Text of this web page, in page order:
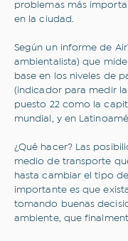
problemas más
en la ciudad.
Según un informe de
ambientalista) que
base en los niveles de
(indicador para medir
puesto 22 como la
mundial, y en
¿Qué hacer? Las
medio de transporte
hasta cambiar el tipo
importante es que
tomando buenas
ambiente, que